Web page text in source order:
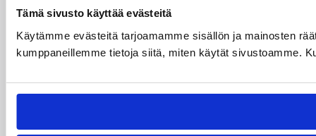
Tämä sivusto käyttää evästeitä
Käytämme evästeitä tarjoamamme sisällön ja mainosten
kumppaneillemme tietoja siitä, miten käytät sivustoamme.